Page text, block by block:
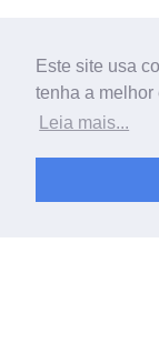
Este site usa
tenha a melhor
Leia mais...
Tag:como
simples e